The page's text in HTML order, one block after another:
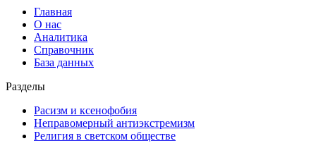
Главная
О нас
Аналитика
Справочник
База данных
Разделы
Расизм и ксенофобия
Неправомерный антиэкстремизм
Религия в светском обществе